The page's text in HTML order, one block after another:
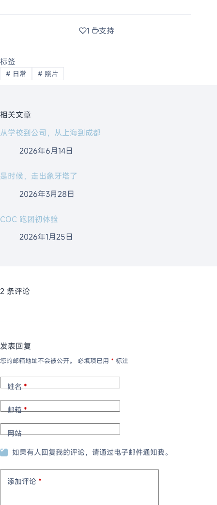
1 支持
标签
# 日常 # 照片
相关文章
从学校到公司，从上海到成都
2026年6月14日
是时候，走出象牙塔了
2026年3月28日
COC 跑团初体验
2026年1月25日
2 条评论
发表回复
您的邮箱地址不会被公开。 必填项已用 * 标注
姓名*
邮箱*
网站
如果有人回复我的评论，请通过电子邮件通知我。
添加评论 *